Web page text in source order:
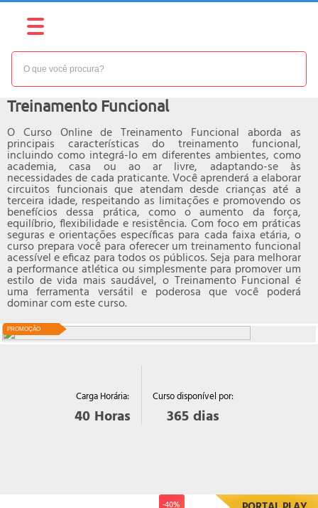
PROMOÇÃO
Carga Horária:
40 Horas
Curso disponível por:
365 dias
NÍVEL: INTERMEDIÁRIO
Treinamento Funcional
O Curso Online de Treinamento Funcional aborda as
principais características do treinamento funcional,
incluindo como integrá-lo em diferentes ambientes, como
academia, casa ou ao ar livre, adaptando-se às
necessidades de cada praticante. Você aprenderá a elaborar
circuitos funcionais que atendam desde crianças até a
terceira idade, respeitando as limitações e promovendo os
benefícios dessa prática, como o aumento da força,
equilíbrio, flexibilidade e resistência. Com foco em práticas
seguras e orientações específicas para cada faixa etária, o
curso prepara você para oferecer um treinamento funcional
acessível e eficaz para todos os públicos. Seja para melhorar
a performance atlética ou simplesmente para promover um
estilo de vida mais saudável, o Treinamento Funcional é
uma ferramenta versátil e poderosa que você poderá
dominar com este curso.
-40%